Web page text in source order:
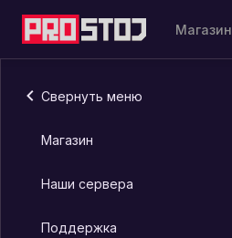
Магазин
Свернуть меню
Магазин
Наши сервера
Поддержка